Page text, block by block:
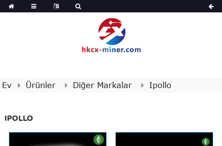
Ev Ürünler Diğer Markalar Ipollo
IPOLLO